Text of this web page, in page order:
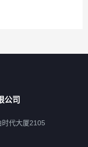
公司
代大厦2105